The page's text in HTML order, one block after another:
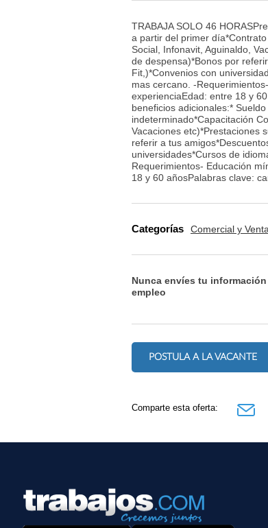
TRABAJA SOLO 46
a partir del primer
Social, Infonavit, Aguinaldo,
de despensa)*Bonos por
Fit,)*Convenios con
mas cercano. -
experienciaEdad: entre 18 y
beneficios adicionales:*
indeterminado*Capacitación
Vacaciones etc)*Prestaciones
referir a tus
universidades*Cursos de
Requerimientos- Educación
18 y 60 añosPalabras clave:
Categorías Comercial y
Nunca envíes tu
empleo
POSTULA A LA VACANTE
Comparte esta oferta: